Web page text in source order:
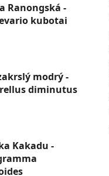
Ranongská -
kubotai
modrý -
diminutus
Kakadu -